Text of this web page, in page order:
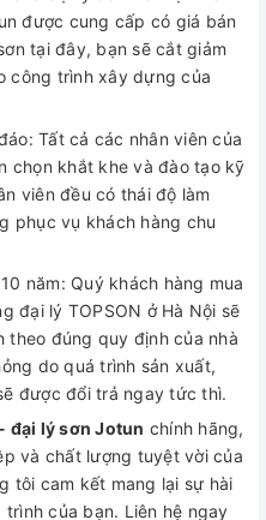
được cung cấp có giá bán
tại đây, bạn sẽ cắt giảm
công trình xây dựng của
Tất cả các nhân viên của
chọn khắt khe và đào tạo kỹ
viên đều có thái độ làm
phục vụ khách hàng chu
năm: Quý khách hàng mua
đại lý TOPSON ở Hà Nội sẽ
theo đúng quy định của nhà
do quá trình sản xuất,
được đổi trả ngay tức thì.
đại lý sơn Jotun chính hãng,
và chất lượng tuyệt vời của
tôi cam kết mang lại sự hài
của bạn. Liên hệ ngay